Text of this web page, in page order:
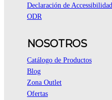
Declaración de Accessibilidad
ODR
NOSOTROS
Catálogo de Productos
Blog
Zona Outlet
Ofertas